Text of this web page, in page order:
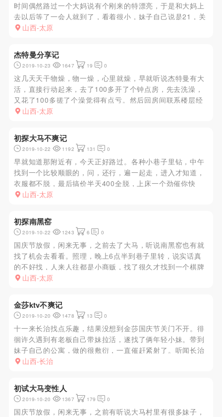
时间偶然路过一个大妈说有个刚来的特漂亮，于是和大妈上
去以后等了一会人就到了，看着很小，妹子自己说是21，关
门开干，本人喜欢推车，软磨硬泡让妹子趴在床上一撩衣服
冲刺完事后妹子还宋...
山西-太原
杰特曼分享记
2019-10-23 1647 19 0
这几天天干物燥，物一燥，心里就燥，早就听说杰特曼有大
活，直接行动起来，去了100多开了个钟点房，先去洗澡，
又花了100多搓了个澡觉得有点亏。然后回房间联系楼层经
理，没一会就通知我了，选了个700的，妹子颜值猛的一看
的还是蛮细致...
山西-太原
初探大马不爽记
2019-10-22 1192 131 0
早就知道那附近有，今天正好路过。各种小巷子里钻，中午
找到一个比较顺眼的，问，还行，遍一起走，进入才知道，
衣服都不脱，最后搞价半天400全脱，上床一个劲催你快
点，很无味。匆匆卸货走人，最不爽的一次
山西-太原
初探南黑窑
2019-10-22 1243 6 0
国庆节放假，闲来无事，之前去了大马，听说南黑窑也有就
找了机会去看看。照理，晚上6点半到巷子里转，说实话真
的不好找，人来人往都是小商贩，找了很久才找到一个棋牌
室附近有个大门，里面会有几个妹子出来招呼，可能是国庆
看南黑窑附近还有啥可...
山西-太原
金莎ktv不爽记
2019-10-20 1478 13 0
十一来长治找点乐趣，结果没想到金莎国庆节关门不开。徘
徊许久遇到有老板自己带妹拉活，遂找了俩年轻小妹。带到
妹子自己的公寓，做的很敷衍，一直催赶紧射了。听闻长治
花园歌城很是不一样，这次体验了太差。不联系各位ly去。
山西-长治
初试大马变性人
2019-10-20 1367 179 0
国庆节放假，闲来无事，之前有听说大马村里有很多妹子，